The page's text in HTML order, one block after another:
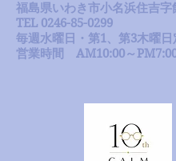
福島県いわき市小名浜住吉字
TEL 0246-85-0299
毎週水曜日・第1、第3木曜
営業時間 AM10:00～